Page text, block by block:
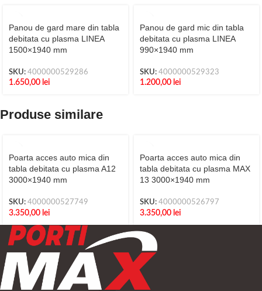
Panou de gard mare din tabla
debitata cu plasma LINEA
1500×1940 mm
SKU: 4000000529286
1.650,00 lei
Panou de gard mic din tabla
debitata cu plasma LINEA
990×1940 mm
SKU: 4000000529323
1.200,00 lei
Produse similare
Poarta acces auto mica din
tabla debitata cu plasma A12
3000×1940 mm
SKU: 4000000527749
3.350,00 lei
Poarta acces auto mica din
tabla debitata cu plasma MAX
13 3000×1940 mm
SKU: 4000000526797
3.350,00 lei